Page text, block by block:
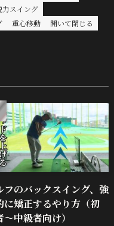
力スイング
重心移動 開いて閉じる
フのバックスイング、強
に矯正するやり方（初
～中級者向け）